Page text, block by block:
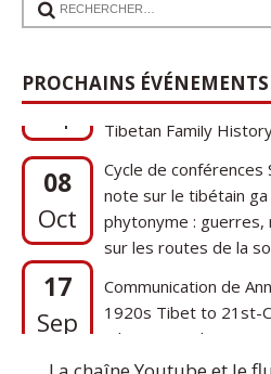
PROCHAINS ÉVÉNEMENTS
Sep
1920s Tibet to 21st-
Tibetan Family
08
Oct
Cycle de
note sur le tibétain
phytonyme : guerres,
sur les routes de la
17
Sep
1920s Tibet to 21st-
Tibetan Family